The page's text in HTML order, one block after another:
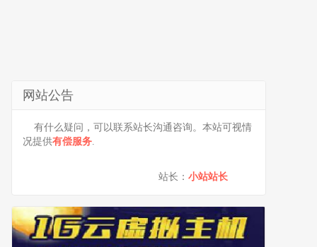
网站公告
有什么疑问，可以联系站长沟通咨询。本站可视情
况提供有偿服务.
站长： 小站站长